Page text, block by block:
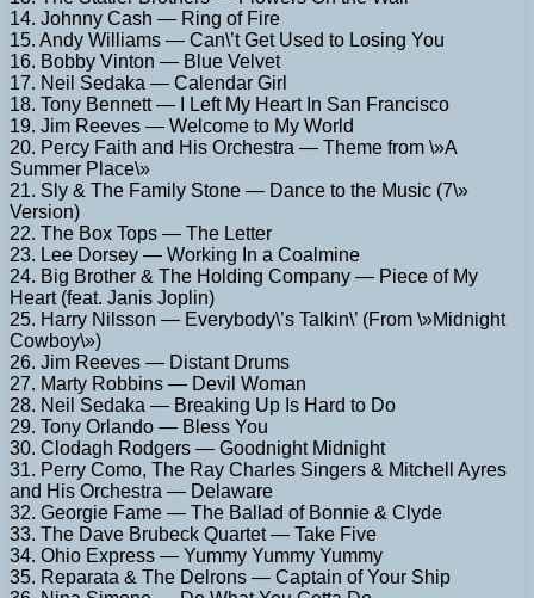
14. Johnny Cash — Ring of Fire
15. Andy Williams — Can\’t Get Used to Losing You
16. Bobby Vinton — Blue Velvet
17. Neil Sedaka — Calendar Girl
18. Tony Bennett — I Left My Heart In San Francisco
19. Jim Reeves — Welcome to My World
20. Percy Faith and His Orchestra — Theme from \»A
Summer Place\»
21. Sly & The Family Stone — Dance to the Music (7\»
Version)
22. The Box Tops — The Letter
23. Lee Dorsey — Working In a Coalmine
24. Big Brother & The Holding Company — Piece of My
Heart (feat. Janis Joplin)
25. Harry Nilsson — Everybody\’s Talkin\’ (From \»Midnight
Cowboy\»)
26. Jim Reeves — Distant Drums
27. Marty Robbins — Devil Woman
28. Neil Sedaka — Breaking Up Is Hard to Do
29. Tony Orlando — Bless You
30. Clodagh Rodgers — Goodnight Midnight
31. Perry Como, The Ray Charles Singers & Mitchell Ayres
and His Orchestra — Delaware
32. Georgie Fame — The Ballad of Bonnie & Clyde
33. The Dave Brubeck Quartet — Take Five
34. Ohio Express — Yummy Yummy Yummy
35. Reparata & The Delrons — Captain of Your Ship